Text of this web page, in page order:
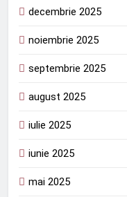
decembrie 2025
noiembrie 2025
septembrie 2025
august 2025
iulie 2025
iunie 2025
mai 2025